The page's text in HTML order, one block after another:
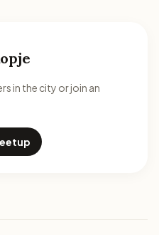
in the city or join an